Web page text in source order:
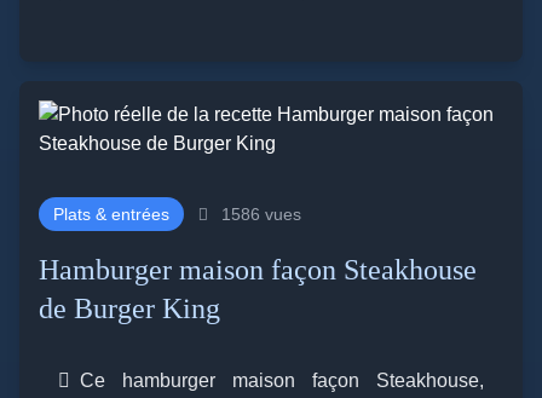
Plats & entrées 1586 vues
Hamburger maison façon Steakhouse
de Burger King
Ce hamburger maison façon Steakhouse,